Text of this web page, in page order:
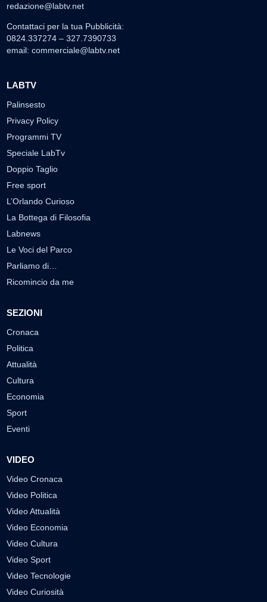
redazione@labtv.net
Contattaci per la tua Pubblicità:
0824.337274 – 327.7390733
email: commerciale@labtv.net
LABTV
Palinsesto
Privacy Policy
Programmi TV
Speciale LabTv
Doppio Taglio
Free sport
L’Orlando Curioso
La Bottega di Filosofia
Labnews
Le Voci del Parco
Parliamo di…
Ricomincio da me
SEZIONI
Cronaca
Politica
Attualità
Cultura
Economia
Sport
Eventi
VIDEO
Video Cronaca
Video Politica
Video Attualità
Video Economia
Video Cultura
Video Sport
Video Tecnologie
Video Curiosità